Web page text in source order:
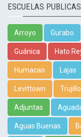
ESCUELAS
Arroyo Gurabo
Guánica Hato
Humacao Lajas
Levittown
Adjuntas
Aguas Buenas